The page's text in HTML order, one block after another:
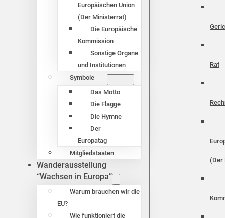
Europäischen Union
(Der Ministerrat)
Die Europäische
Kommission
Sonstige Organe
und Institutionen
Symbole
Das Motto
Die Flagge
Die Hymne
Der
Europatag
Mitgliedstaaten
Wanderausstellung
“Wachsen in Europa”
Warum brauchen wir die
EU?
Wie funktioniert die
Rat
(Der